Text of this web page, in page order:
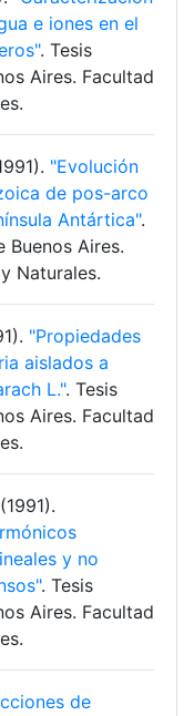
e iones en el
. Tesis
Aires. Facultad
"Evolución
de pos-arco
Antártica".
Buenos Aires.
Naturales.
"Propiedades
aislados a
L.". Tesis
Aires. Facultad
y no
. Tesis
Aires. Facultad
de